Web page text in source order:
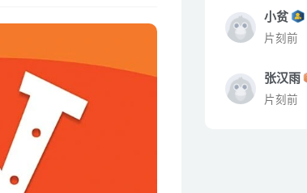
小贫
片刻前
张汉雨
片刻前